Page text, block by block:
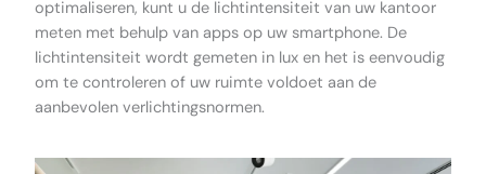
optimaliseren, kunt u de lichtintensiteit van uw kantoor
meten met behulp van apps op uw smartphone. De
lichtintensiteit wordt gemeten in lux en het is eenvoudig
om te controleren of uw ruimte voldoet aan de
aanbevolen verlichtingsnormen.